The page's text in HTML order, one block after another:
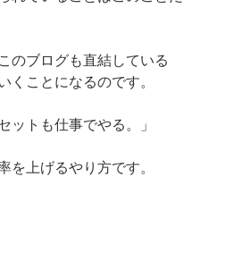
のブログも直結している
くことになるのです。
ットも仕事でやる。」
を上げるやり方です。